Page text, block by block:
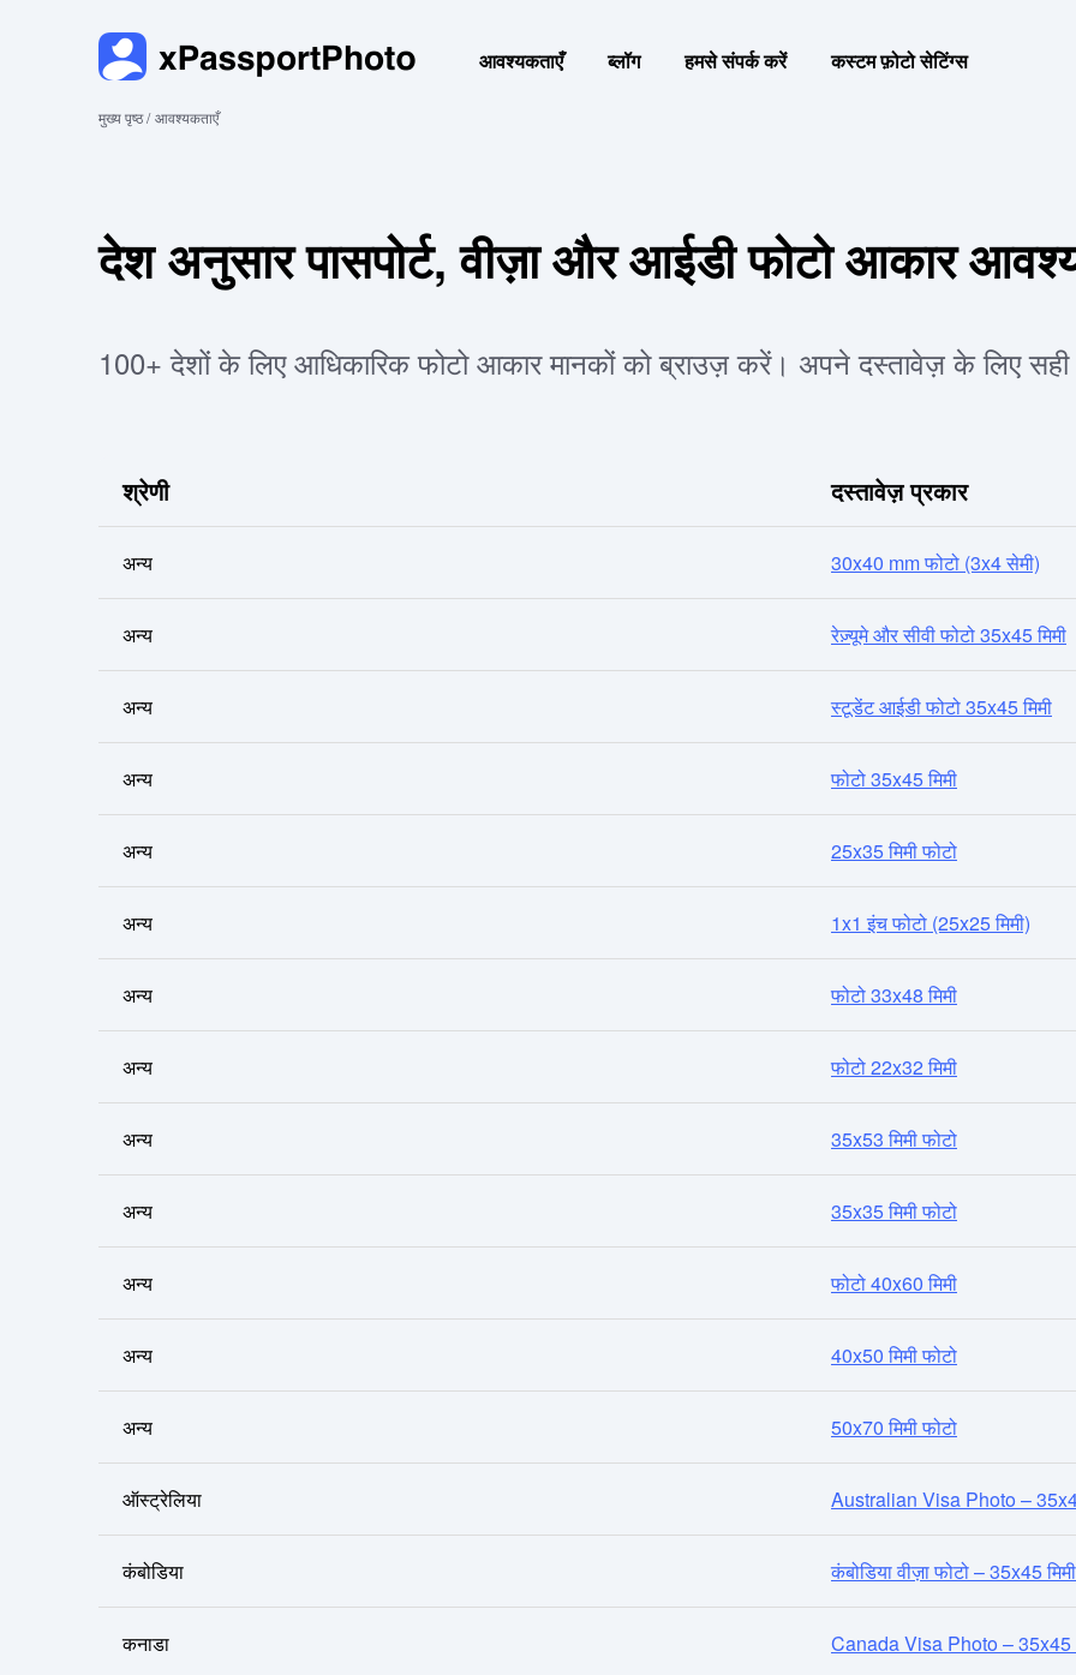
आवश्यकताएँ ब्लॉग हमसे संपर्क करें कस्टम फ़ोटो सेटिंग्स
मुख्य पृष्ठ / आवश्यकताएँ
देश अनुसार पासपोर्ट, वीज़ा और आईडी फोटो आकार
100+ देशों के लिए आधिकारिक फोटो आकार मानकों को ब्राउज़ करें। अपने दस्तावेज़ के लिए
श्रेणी दस्तावेज़ प्रकार
अन्य 30x40 mm फोटो (3x4 सेमी)
अन्य रेज़्यूमे और सीवी फोटो 35x45 मिमी
अन्य स्टूडेंट आईडी फोटो 35x45 मिमी
अन्य फोटो 35x45 मिमी
अन्य 25x35 मिमी फोटो
अन्य 1x1 इंच फोटो (25x25 मिमी)
अन्य फोटो 33x48 मिमी
अन्य फोटो 22x32 मिमी
अन्य 35x53 मिमी फोटो
अन्य 35x35 मिमी फोटो
अन्य फोटो 40x60 मिमी
अन्य 40x50 मिमी फोटो
अन्य 50x70 मिमी फोटो
ऑस्ट्रेलिया Australian Visa Photo –
कंबोडिया कंबोडिया वीज़ा फोटो – 35x45 मिमी
कनाडा Canada Visa Photo – 35x45